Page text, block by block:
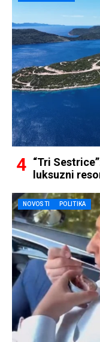
“Tri
luksuzni
NOVOSTI POLITIKA